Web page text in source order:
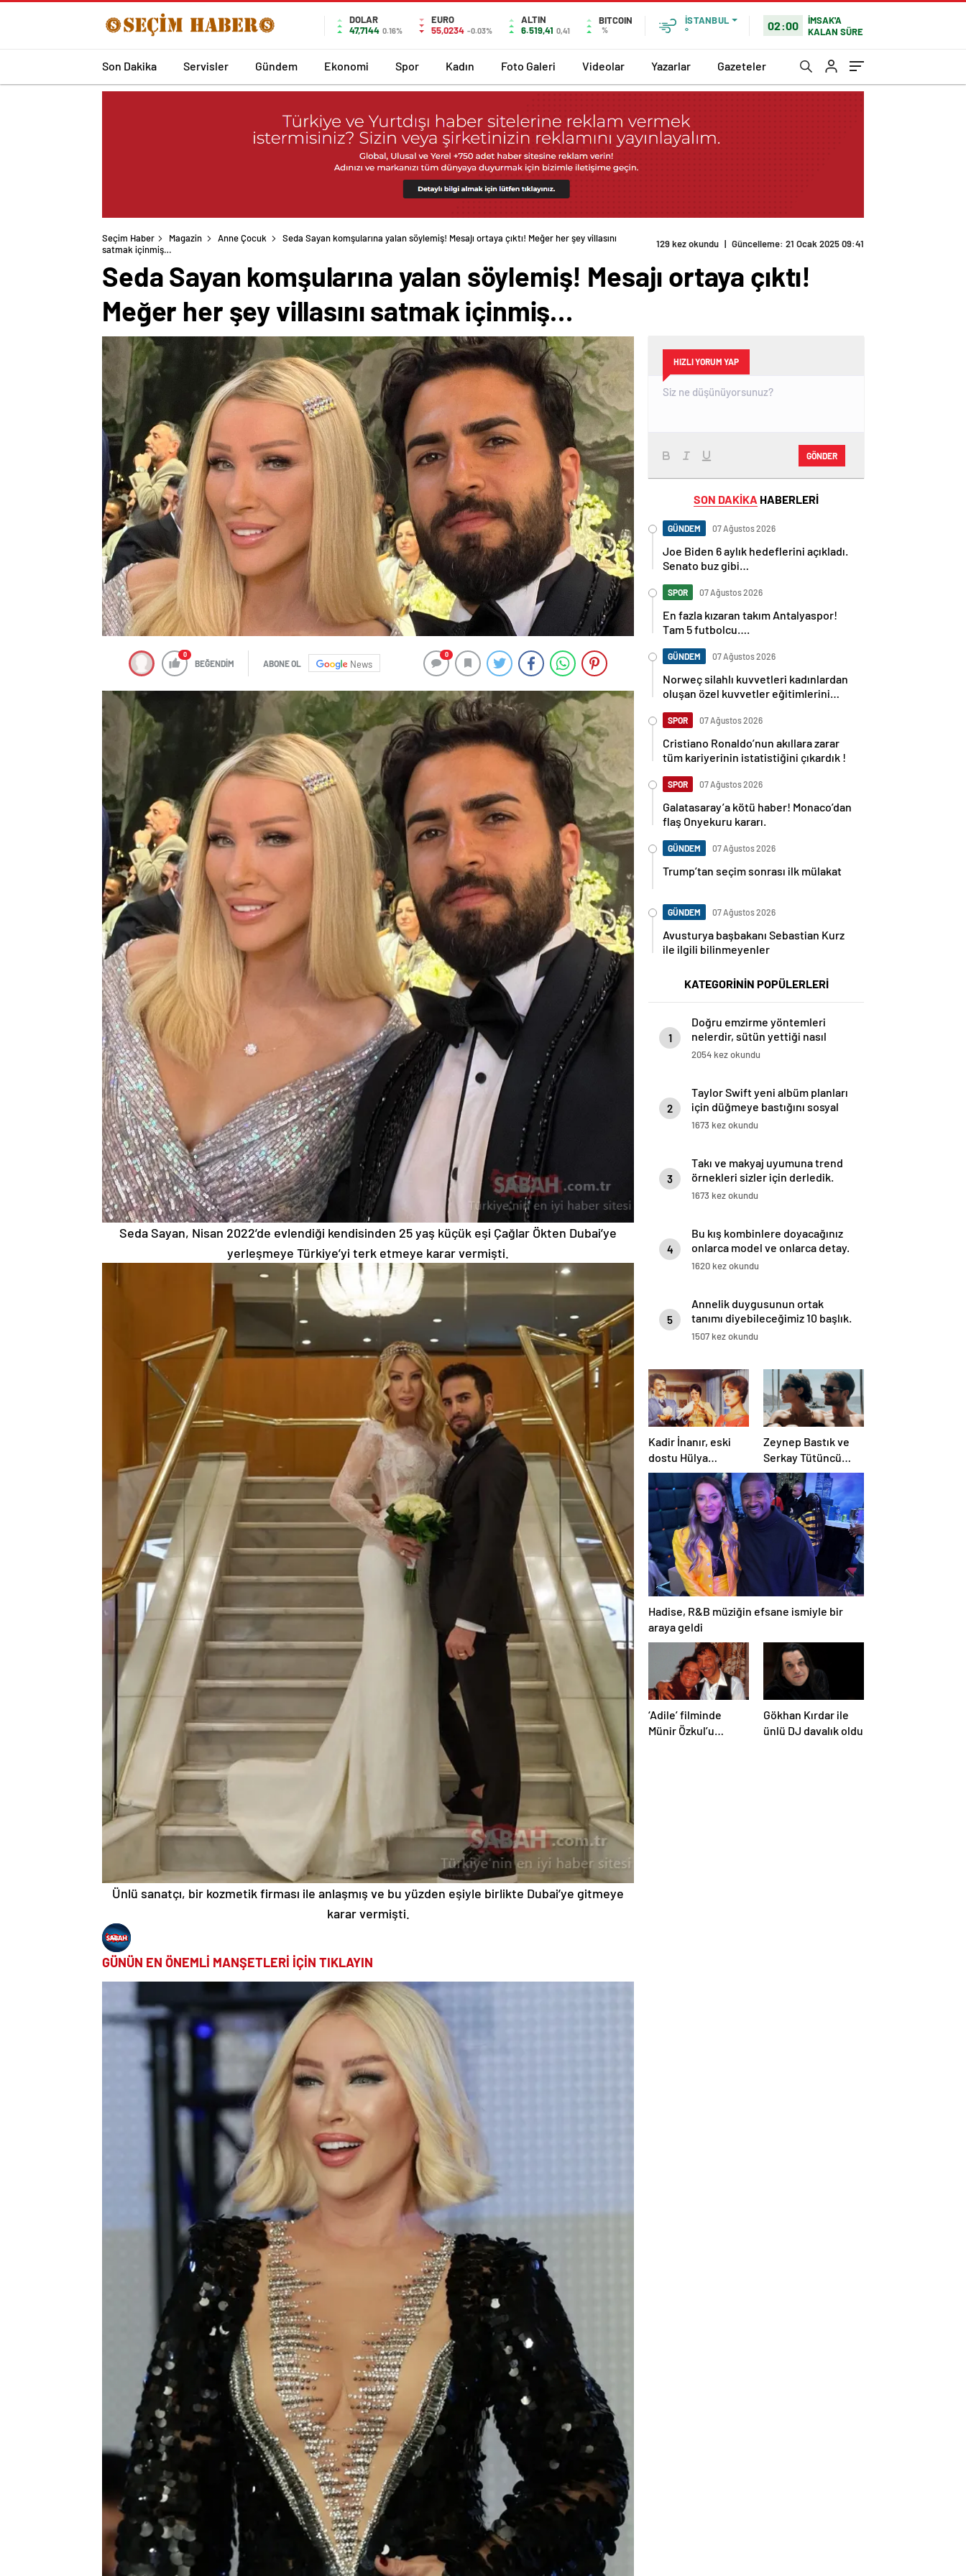
DOLAR
47,7144 0.16%
EURO
55,0234 -0.03%
ALTIN
6.519,41 0,41
BITCOIN
%
İSTANBUL
°
02:00
İMSAK'A
KALAN SÜRE
Son Dakika Servisler Gündem Ekonomi Spor Kadın Foto Galeri Videolar Yazarlar Gazeteler
Seçim Haber Magazin Anne Çocuk
Seda Sayan komşularına yalan söylemiş! Mesajı ortaya çıktı! Meğer her şey villasını
satmak içinmiş…
129 kez okundu | Güncelleme: 21 Ocak 2025 09:41
Seda Sayan komşularına yalan söylemiş! Mesajı ortaya çıktı!
Meğer her şey villasını satmak içinmiş…
0
BEĞENDİM ABONE OL News
0
Seda Sayan, Nisan 2022’de evlendiği kendisinden 25 yaş küçük eşi Çağlar Ökten Dubai’ye
yerleşmeye Türkiye’yi terk etmeye karar vermişti.
Ünlü sanatçı, bir kozmetik firması ile anlaşmış ve bu yüzden eşiyle birlikte Dubai’ye gitmeye
karar vermişti.
GÜNÜN EN ÖNEMLİ MANŞETLERİ İÇİN TIKLAYIN
HIZLI YORUM YAP
GÖNDER
SON DAKİKA HABERLERİ
GÜNDEM 07 Ağustos 2026
Joe Biden 6 aylık hedeflerini açıkladı.
Senato buz gibi…
SPOR 07 Ağustos 2026
En fazla kızaran takım Antalyaspor!
Tam 5 futbolcu….
GÜNDEM 07 Ağustos 2026
Norweç silahlı kuvvetleri kadınlardan
oluşan özel kuvvetler eğitimlerini
SPOR 07 Ağustos 2026
Cristiano Ronaldo’nun akıllara zarar
tüm kariyerinin istatistiğini çıkardık !
SPOR 07 Ağustos 2026
Galatasaray’a kötü haber! Monaco’dan
flaş Onyekuru kararı.
GÜNDEM 07 Ağustos 2026
Trump’tan seçim sonrası ilk mülakat
GÜNDEM 07 Ağustos 2026
Avusturya başbakanı Sebastian Kurz
ile ilgili bilinmeyenler
KATEGORİNİN POPÜLERLERİ
1
Doğru emzirme yöntemleri
nelerdir, sütün yettiği nasıl
anlaşılır?
2054 kez okundu
2
Taylor Swift yeni albüm planları
için düğmeye bastığını sosyal
medyadan duyurdu!
1673 kez okundu
3
Takı ve makyaj uyumuna trend
örnekleri sizler için derledik.
1673 kez okundu
4
Bu kış kombinlere doyacağınız
onlarca model ve onlarca detay.
1620 kez okundu
5
Annelik duygusunun ortak
tanımı diyebileceğimiz 10 başlık.
1507 kez okundu
Kadir İnanır, eski
dostu Hülya
Koçyiğit’e dava açtı
Zeynep Bastık ve
Serkay Tütüncü
ilişkilerinin 1. yılını
kutladı
Hadise, R&B müziğin efsane ismiyle bir
araya geldi
‘Adile’ filminde
Münir Özkul’u
Gökhan Kırdar ile
ünlü DJ davalık oldu